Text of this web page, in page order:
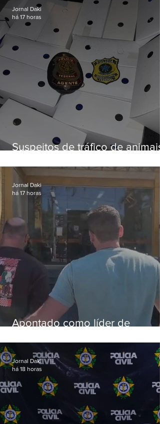
Suspeitos de tráfico de animais
aves
Jornal Daki
há 17 horas
Apontado como líder de
aposentados é preso
Jornal Daki
há 17 horas
Jornal Daki
há 18 horas